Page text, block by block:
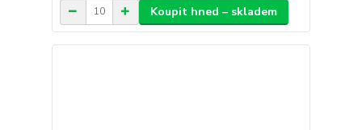
Koupit hned – skladem